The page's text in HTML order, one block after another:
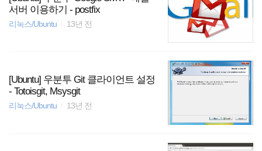
서버 이용하기 - postfix
리눅스/Ubuntu 13년 전
[Ubuntu] 우분투 Git 클라이언트 설정
- Totoisgit, Msysgit
리눅스/Ubuntu 13년 전